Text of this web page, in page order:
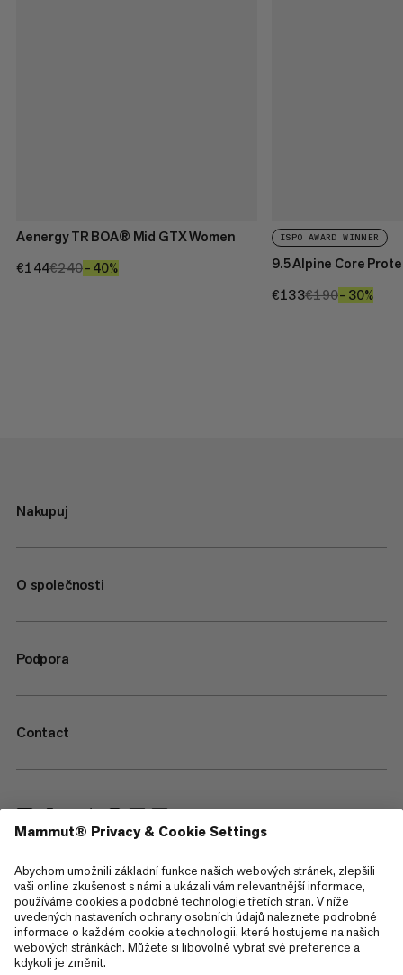
Aenergy TR BOA® Mid GTX Women
€144€144
€240€240
–40%
ISPO AWARD WINNER
9.5 Alpine Core
€133€133
€190€190
–30%
Nakupuj
O společnosti
Podpora
Contact
—
Sitemap
Cookies